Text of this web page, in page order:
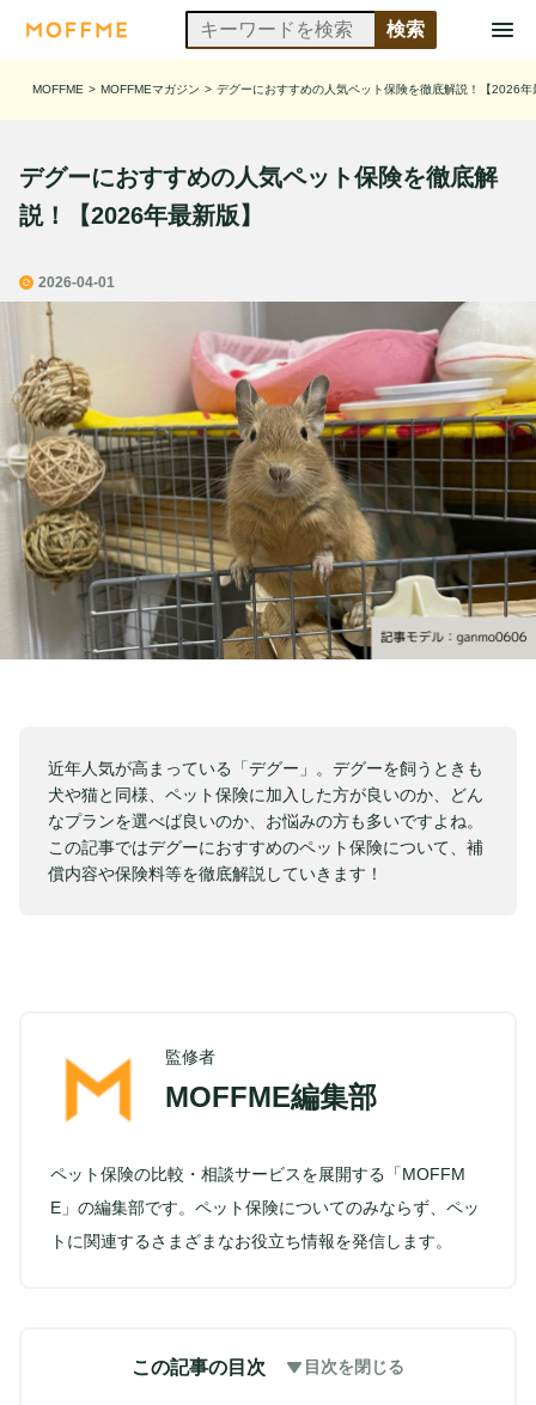
MOFFME > MOFFMEマガジン > デグーにおすすめの人気ペット保険を徹底解説！【2026年
デグーにおすすめの人気ペット保険を徹底解
説！【2026年最新版】
2026-04-01
近年人気が高まっている「デグー」。デグーを飼うときも
犬や猫と同様、ペット保険に加入した方が良いのか、どん
なプランを選べば良いのか、お悩みの方も多いですよね。
この記事ではデグーにおすすめのペット保険について、補
償内容や保険料等を徹底解説していきます！
監修者
MOFFME編集部
ペット保険の比較・相談サービスを展開する「MOFFM
E」の編集部です。ペット保険についてのみならず、ペッ
トに関連するさまざまなお役立ち情報を発信します。
この記事の目次 目次を閉じる